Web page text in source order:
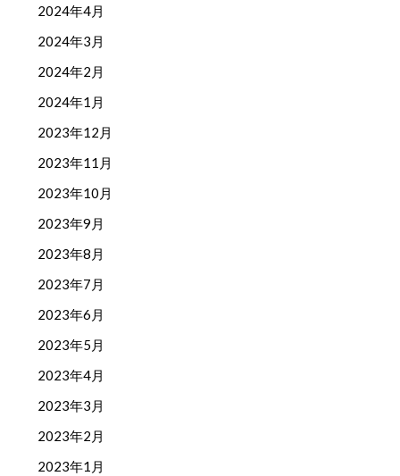
2024年4月
2024年3月
2024年2月
2024年1月
2023年12月
2023年11月
2023年10月
2023年9月
2023年8月
2023年7月
2023年6月
2023年5月
2023年4月
2023年3月
2023年2月
2023年1月